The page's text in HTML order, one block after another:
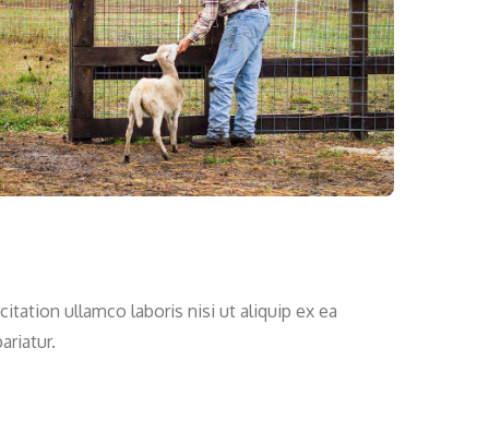
ullamco laboris nisi ut aliquip ex ea